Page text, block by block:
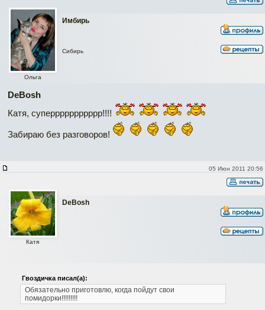
Имбирь
Ольга
Сибирь
DeBosh
Катя, суперрррррррррр!!!!
Забираю без разговоров!
05 Июн 2011 20:56
DeBosh
Катя
Гвоздичка писал(а):
Обязательно приготовлю, когда пойдут свои
помидорки!!!!!!!!!